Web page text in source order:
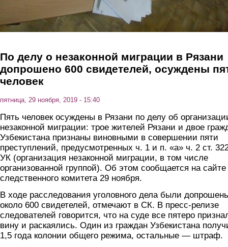
По делу о незаконной миграции в Рязани
допрошено 600 свидетелей, осуждены
человек
пятница, 29 ноября, 2019 - 15:40
Пять человек осуждены в Рязани по делу об
незаконной миграции: трое жителей Рязани и двое
Узбекистана признаны виновными в совершении пяти
преступлений, предусмотренных ч. 1 и п. «а» ч. 2 ст.
УК (организация незаконной миграции, в том числе
организованной группой). Об этом сообщается на сайте
следственного комитета 29 ноября.
В ходе расследования уголовного дела были
около 600 свидетелей, отмечают в СК. В пресс-релизе
следователей говорится, что на суде все пятеро
вину и раскаялись. Один из граждан Узбекистана
1,5 года колонии общего режима, остальные — штраф.